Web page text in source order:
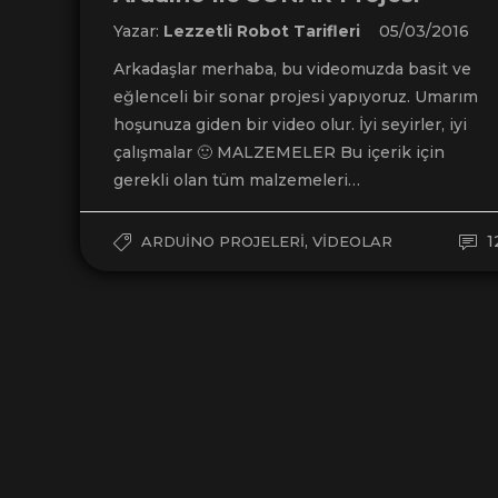
Yazar: Lezzetli Robot Tarifleri
05/03/2016
Arkadaşlar merhaba, bu videomuzda basit ve
eğlenceli bir sonar projesi yapıyoruz. Umarım
hoşunuza giden bir video olur. İyi seyirler, iyi
çalışmalar 🙂 MALZEMELER Bu içerik için
gerekli olan tüm malzemeleri…
ARDUINO PROJELERI, VIDEOLAR